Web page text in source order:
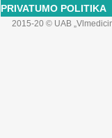
PRIVATUMO POLITIKA
2015-20 © UAB